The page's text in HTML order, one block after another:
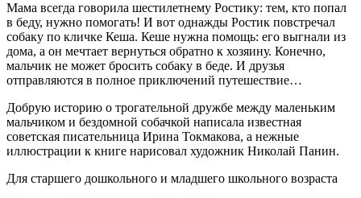
Мама всегда говорила шестилетнему Ростику: тем, кто попал
в беду, нужно помогать! И вот однажды Ростик повстречал
собаку по кличке Кеша. Кеше нужна помощь: его выгнали из
дома, а он мечтает вернуться обратно к хозяину. Конечно,
мальчик не может бросить собаку в беде. И друзья
отправляются в полное приключений путешествие…
Добрую историю о трогательной дружбе между маленьким
мальчиком и бездомной собачкой написала известная
советская писательница Ирина Токмакова, а нежные
иллюстрации к книге нарисовал художник Николай Панин.
Для старшего дошкольного и младшего школьного возраста